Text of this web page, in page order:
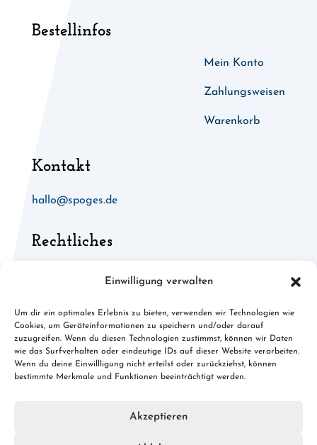
Einwilligung verwalten
Um dir ein optimales Erlebnis zu bieten, verwenden wir Technologien wie
Cookies, um Geräteinformationen zu speichern und/oder darauf
zuzugreifen. Wenn du diesen Technologien zustimmst, können wir Daten
wie das Surfverhalten oder eindeutige IDs auf dieser Website verarbeiten.
Wenn du deine Einwillligung nicht erteilst oder zurückziehst, können
bestimmte Merkmale und Funktionen beeinträchtigt werden.
Akzeptieren
Bestellinfos
Mein Konto
Zahlungsweisen
Warenkorb
Kontakt
hallo@spoges.de
Rechtliches
Allgemeine Geschäftsbedingungen
Cookies
Datenschutz